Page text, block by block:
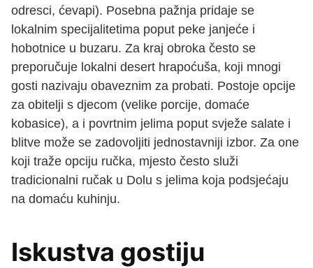
odresci, ćevapi). Posebna pažnja pridaje se
lokalnim specijalitetima poput peke janjeće i
hobotnice u buzaru. Za kraj obroka često se
preporučuje lokalni desert hrapoćuša, koji mnogi
gosti nazivaju obaveznim za probati. Postoje opcije
za obitelji s djecom (velike porcije, domaće
kobasice), a i povrtnim jelima poput svježe salate i
blitve može se zadovoljiti jednostavniji izbor. Za one
koji traže opciju ručka, mjesto često služi
tradicionalni ručak u Dolu s jelima koja podsjećaju
na domaću kuhinju.
Iskustva gostiju